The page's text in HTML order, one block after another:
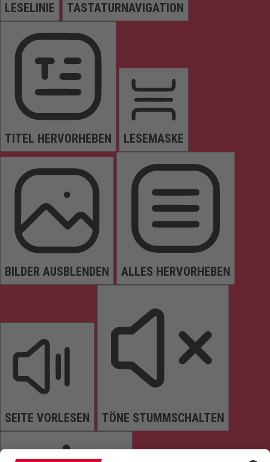
LESELINIE TASTATURNAVIGATION
TITEL HERVORHEBEN LESEMASKE
BILDER AUSBLENDEN ALLES HERVORHEBEN
SEITE VORLESEN TÖNE STUMMSCHALTEN